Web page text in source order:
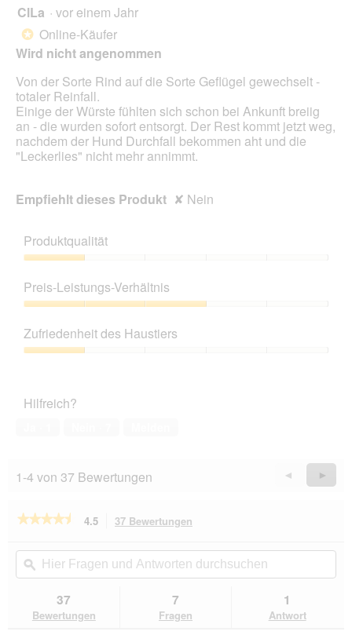
1
Sternen.
ClLa · vor einem Jahr
* Online-Käufer
Wird nicht angenommen
Von der Sorte Rind auf die Sorte Geflügel gewechselt -
totaler Reinfall.
Einige der Würste fühlten sich schon bei Ankunft breiig
an - die wurden sofort entsorgt. Der Rest kommt jetzt weg,
nachdem der Hund Durchfall bekommen aht und die
"Leckerlies" nicht mehr annimmt.
Empfiehlt dieses Produkt ✘ Nein
Produktqualität
1
von
5
Preis-Leistungs-Verhältnis
Leistungs-
Verhältnis,
3
Zufriedenheit des Haustiers
1
Hilfreich?
1-4 von 37 Bewertungen
Zurück
Reviews
◄
Weiter
►
★★★★★
★★★★★
5
lesen
REAL
4.5 37 Bewertungen
Aktion
navigierst
du
Hier
Fragen
und
Antworten
durchsuchen
ϙ
37
Bewertungen
7
Fragen
1
Antwort